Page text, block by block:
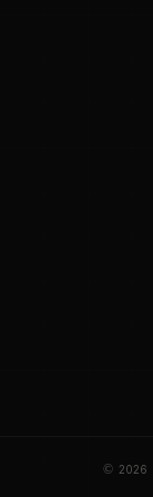
© 2026